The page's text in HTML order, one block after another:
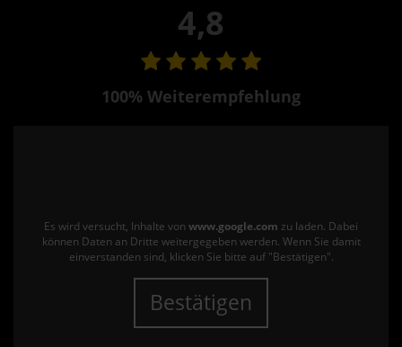
4,8
100% Weiterempfehlung
Es wird versucht, Inhalte von www.google.com zu laden. Dabei
können Daten an Dritte weitergegeben werden. Wenn Sie damit
einverstanden sind, klicken Sie bitte auf "Bestätigen".
Bestätigen